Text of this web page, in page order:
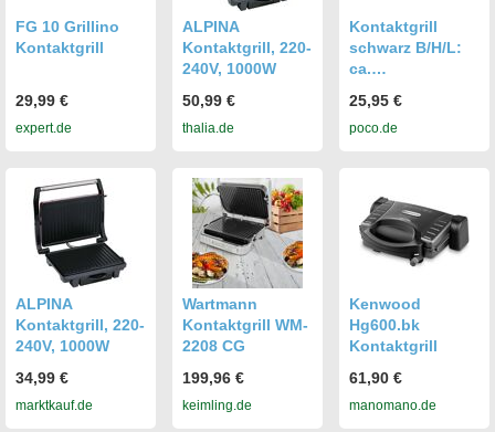
FG 10 Grillino
Kontaktgrill
29,99 €
expert.de
ALPINA
Kontaktgrill, 220-
240V, 1000W
50,99 €
thalia.de
Kontaktgrill
schwarz B/H/L:
ca.
cm
25,95 €
poco.de
ALPINA
Kontaktgrill, 220-
240V, 1000W
34,99 €
marktkauf.de
Wartmann
Kontaktgrill WM-
2208 CG
199,96 €
keimling.de
Kenwood
Hg600.bk
Kontaktgrill
61,90 €
manomano.de